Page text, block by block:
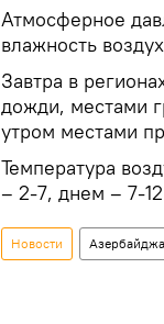
Атмосферное
влажность
Завтра в
дожди, местами
утром местами
Температура
– 2-7, днем – 7-
Новости